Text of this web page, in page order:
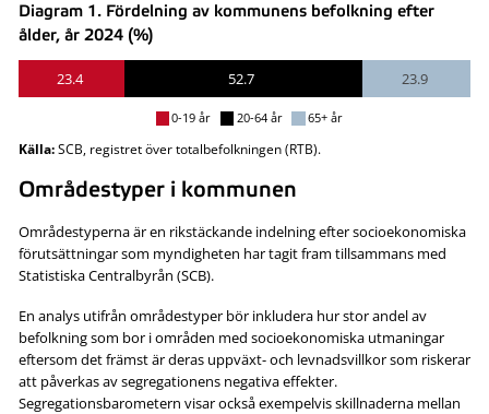
Diagram 1. Fördelning av kommunens befolkning efter
ålder, år 2024 (%)
23.4 52.7 23.9
0-19 år 20-64 år 65+ år
Källa:SCB, registret över totalbefolkningen (RTB).
Områdestyper i kommunen
Områdestyperna är en rikstäckande indelning efter socioekonomiska
förutsättningar som myndigheten har tagit fram tillsammans med
Statistiska Centralbyrån (SCB).
En analys utifrån områdestyper bör inkludera hur stor andel av
befolkning som bor i områden med socioekonomiska utmaningar
eftersom det främst är deras uppväxt- och levnadsvillkor som riskerar
att påverkas av segregationens negativa effekter.
Segregationsbarometern visar också exempelvis skillnaderna mellan